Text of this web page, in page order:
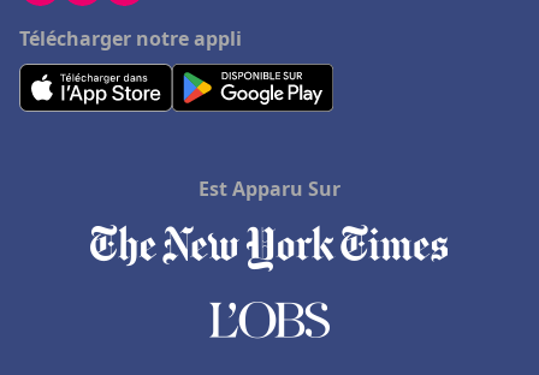
Télécharger notre appli
Est Apparu Sur